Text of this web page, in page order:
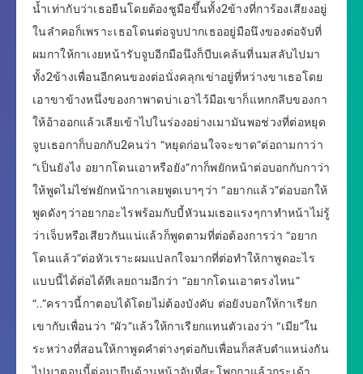
น้ำเท่ากับว่าเธอยืนโดยต้องชูมือขึ้นทั้ง2ข้างที่การ้องเสียงอยู่
ในลำคอก็เพราะเธอโดนต่อจูบปากเธออยู่มือนึงของต่อจับที่
ผมกาให้กาเงยหน้ารับจูบอีกมือนึงก็บีบเคล้นที่นมสลับไปมา
ทั้ง2ข้างเพื่อนอีกคนของต่อนั่งคลุกเข่าอยู่ที่หว่างขาเธอโดย
เอาขาข้างหนึ่งของกาพาดบ่าเอาไว้มือเขาก็แหกกลีบของกา
ให้อ้าออกแล้วเลียเข้าไปในร่องอย่างเมามันพอช่วงที่ต่อหยุด
จูบเธอกาก็บอกกับ2คนว่า “หยุดก่อนใจจะขาด”ต่อถามกาว่า
“เป็นยังไง อยากโดนเอาหรือยัง”กาก็พยักหน้าต่อบอกกับกาว่า
ให้พูดไม่ไช่พยักหน้ากาเลยพูดเบาๆว่า “อยากแล้ว”ต่อบอกให้
พูดดังๆว่าอยากอะไรพร้อมกับบี้หัวนมเธอแรงๆกาทำหน้าไม่รู้
ว่าเจ็บหรือเสียวกันแน่แล้วก็พูดตามที่ต่อต้องการว่า “อยาก
โดนแล้ว”ต่อหัวเราะผมแปลกใจมากที่ต่อทำให้กาพูดอะไร
แบบนี้ได้ต่อได้ทีเลยถามอีกว่า “อยากโดนเอาตรงไหน”
“..”คราวนี้กาตอบได้โดยไม่ต้องบังคับ ต่อยังบอกให้กาเรียก
เขากับเพื่อนว่า “ผัว”แล้วให้กาเรียกแทนตัวเองว่า “เมีย”ใน
ระหว่างที่สอนให้กาพูดคำต่างๆต่อกับเพื่อนก็สลับตำแหน่งกัน